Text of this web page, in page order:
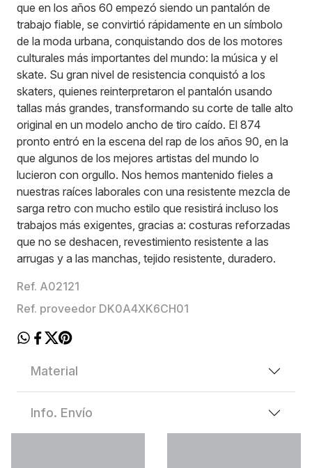
que en los años 60 empezó siendo un pantalón de
trabajo fiable, se convirtió rápidamente en un símbolo
de la moda urbana, conquistando dos de los motores
culturales más importantes del mundo: la música y el
skate. Su gran nivel de resistencia conquistó a los
skaters, quienes reinterpretaron el pantalón usando
tallas más grandes, transformando su corte de talle alto
original en un modelo ancho de tiro caído. El 874
pronto entró en la escena del rap de los años 90, en la
que algunos de los mejores artistas del mundo lo
lucieron con orgullo. Nos hemos mantenido fieles a
nuestras raíces laborales con una resistente mezcla de
sarga retro con mucho estilo que resistirá incluso los
trabajos más exigentes, gracias a: costuras reforzadas
que no se deshacen, revestimiento resistente a las
arrugas y a las manchas, tejido resistente, duradero.
Ref. A02121
Ref. proveedor DK0A4XK6CH01
Material
Info. Envío